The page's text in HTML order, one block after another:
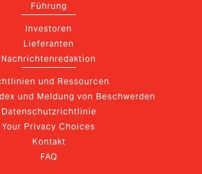
Führung
Investoren
Lieferanten
Nachrichtenredaktion
und Ressourcen
und Meldung von Beschwerden
Datenschutzrichtlinie
Your Privacy Choices
Kontakt
FAQ